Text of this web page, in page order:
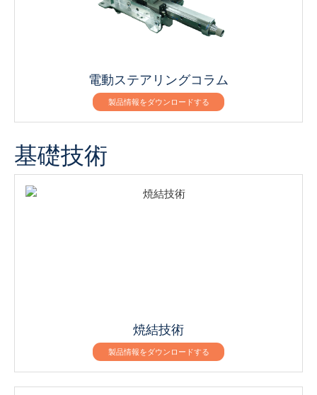
電動ステアリングコラム
製品情報をダウンロードする
基礎技術
焼結技術
製品情報をダウンロードする